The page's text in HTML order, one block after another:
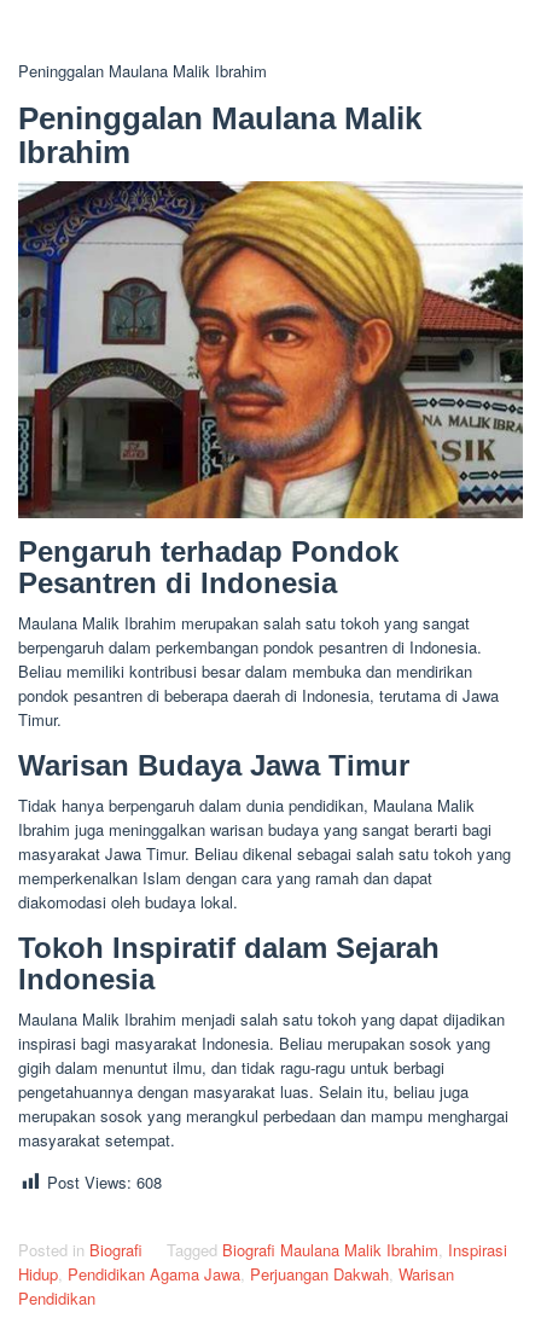
Peninggalan Maulana Malik Ibrahim
Peninggalan Maulana Malik
Ibrahim
Pengaruh terhadap Pondok
Pesantren di Indonesia
Maulana Malik Ibrahim merupakan salah satu tokoh yang sangat
berpengaruh dalam perkembangan pondok pesantren di Indonesia.
Beliau memiliki kontribusi besar dalam membuka dan mendirikan
pondok pesantren di beberapa daerah di Indonesia, terutama di Jawa
Timur.
Warisan Budaya Jawa Timur
Tidak hanya berpengaruh dalam dunia pendidikan, Maulana Malik
Ibrahim juga meninggalkan warisan budaya yang sangat berarti bagi
masyarakat Jawa Timur. Beliau dikenal sebagai salah satu tokoh yang
memperkenalkan Islam dengan cara yang ramah dan dapat
diakomodasi oleh budaya lokal.
Tokoh Inspiratif dalam Sejarah
Indonesia
Maulana Malik Ibrahim menjadi salah satu tokoh yang dapat dijadikan
inspirasi bagi masyarakat Indonesia. Beliau merupakan sosok yang
gigih dalam menuntut ilmu, dan tidak ragu-ragu untuk berbagi
pengetahuannya dengan masyarakat luas. Selain itu, beliau juga
merupakan sosok yang merangkul perbedaan dan mampu menghargai
masyarakat setempat.
Post Views: 608
Posted in Biografi Tagged Biografi Maulana Malik Ibrahim, Inspirasi
Hidup, Pendidikan Agama Jawa, Perjuangan Dakwah, Warisan
Pendidikan